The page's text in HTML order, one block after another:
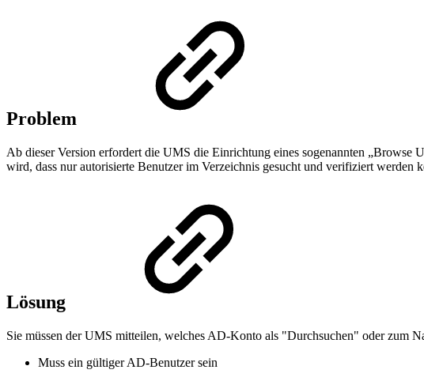
Problem
Ab dieser Version erfordert die UMS die Einrichtung eines sogenannten
wird, dass nur autorisierte Benutzer im Verzeichnis gesucht und verifiziert werden
Lösung
Sie müssen der UMS mitteilen, welches AD-Konto als "Durchsuchen" oder zum
Muss ein gültiger AD-Benutzer sein